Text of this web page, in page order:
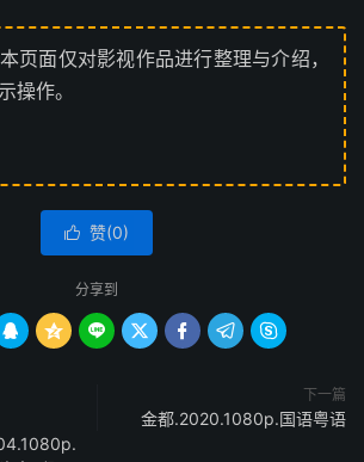
本页面仅对影视作品进行整理与介绍，
操作。
 赞(0)
分享到
      
下一篇
金都.2020.1080p.国语粤语